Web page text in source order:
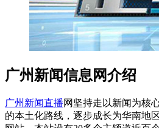
广州新闻信息网介绍
广州新闻直播网坚持走以新闻为核
的本土化路线，逐步成长为华南地